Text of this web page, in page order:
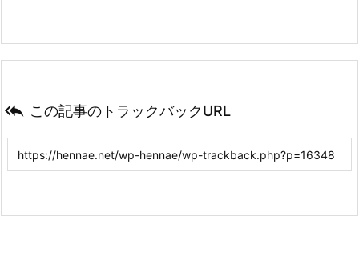
 この記事のトラックバックURL